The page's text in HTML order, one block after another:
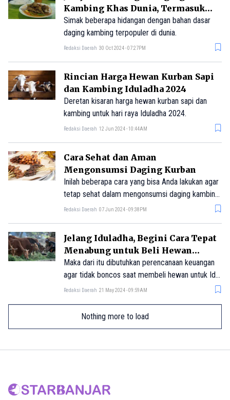
Kambing Khas Dunia, Termasuk
Tengkleng Asal Indonesia
Simak beberapa hidangan dengan bahan dasar
daging kambing terpopuler di dunia.
Redaksi Daerah 30 Oct 2024 - 07:27PM
Rincian Harga Hewan Kurban Sapi
dan Kambing Iduladha 2024
Deretan kisaran harga hewan kurban sapi dan
kambing untuk hari raya Iduladha 2024.
Redaksi Daerah 12 Jun 2024 - 10:44AM
Cara Sehat dan Aman
Mengonsumsi Daging Kurban
Inilah beberapa cara yang bisa Anda lakukan agar
tetap sehat dalam mengonsumsi daging kambing
atau sapi kurban.
Redaksi Daerah 07 Jun 2024 - 09:38PM
Jelang Iduladha, Begini Cara Tepat
Menabung untuk Beli Hewan
Kurban
Maka dari itu dibutuhkan perencanaan keuangan
agar tidak boncos saat membeli hewan untuk Idul
Adha. Berikut tips untuk Anda yang menabung
Redaksi Daerah 21 May 2024 - 09:59AM
Nothing more to load